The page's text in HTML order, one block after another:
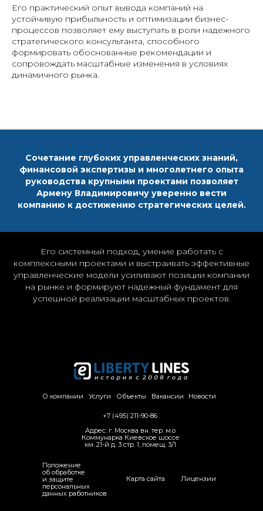
Его практический опыт вывода компаний на
устойчивую прибыльность и оптимизации бизнес-
процессов позволяет ему выступать в роли надежного
стратегического консультанта, способного
формировать обоснованные рекомендации и
сопровождать масштабные изменения в условиях
динамичного рынка.
Сочетание глубоких управленческих знаний,
финансовой экспертизы и многолетнего опыта
руководства крупными проектами позволяет
Армену Владимировичу уверенно вести
компанию к достижению стратегических целей.
Его системный подход, умение работать с
комплексными проектами и выстраивать эффективные
управленческие модели усиливают позиции компании
на рынке и формируют надежный фундамент для
успешной реализации масштабных проектов.
Вакансии Новости
Услуги
О компании Объекты
Положение
об обработке
и защите
персональных
данных работников
Адрес: г. Москва вн. тер. м.о
Коммунарка Киевское шоссе
км. 21-й д. 3 стр. 1, помещ. 3/1
+7 (495) 211-90-86
Карта сайта Лицензии